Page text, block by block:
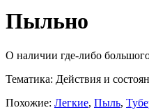
Пыльно
О наличии где-либо
Тематика: Действия и
Похожие: Легкие, Пыль,